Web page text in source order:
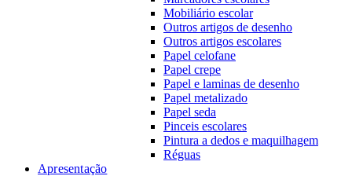
Mobiliário escolar
Outros artigos de desenho
Outros artigos escolares
Papel celofane
Papel crepe
Papel e laminas de desenho
Papel metalizado
Papel seda
Pinceis escolares
Pintura a dedos e maquilhagem
Réguas
Apresentação